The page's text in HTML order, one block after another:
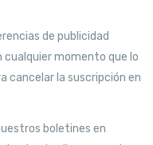
de publicidad
cualquier momento que lo
cancelar la suscripción en
boletines en